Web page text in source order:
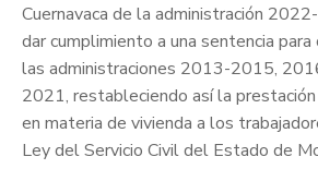
Cuernavaca de la administración
dar cumplimiento a una sentencia
las administraciones 2013-2015,
2021, restableciendo así la
en materia de vivienda a los
Ley del Servicio Civil del Estado de